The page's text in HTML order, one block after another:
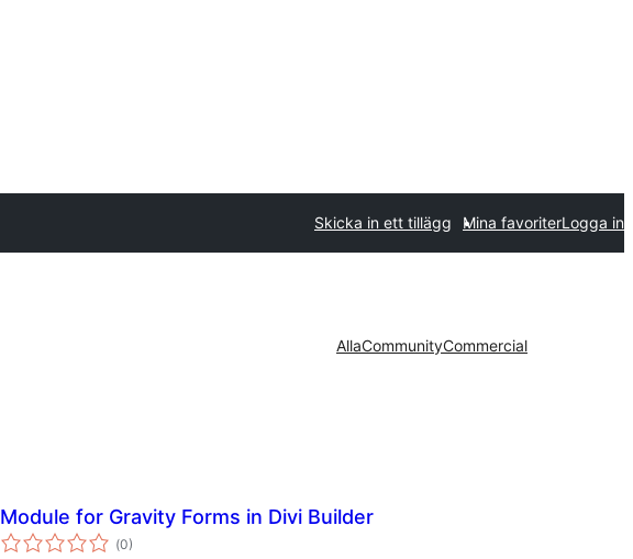
Skicka in ett tillägg Mina favoriterLogga in
AllaCommunityCommercial
Module for Gravity Forms in Divi Builder
(Totalt
antal
0)